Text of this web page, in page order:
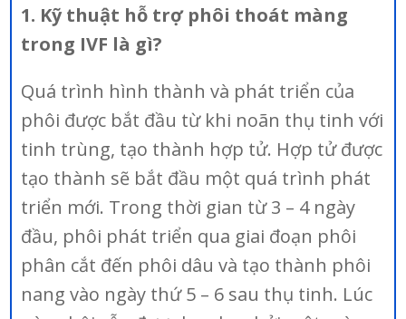
1. Kỹ thuật hỗ trợ phôi thoát màng
trong IVF là gì?
Quá trình hình thành và phát triển của
phôi được bắt đầu từ khi noãn thụ tinh với
tinh trùng, tạo thành hợp tử. Hợp tử được
tạo thành sẽ bắt đầu một quá trình phát
triển mới. Trong thời gian từ 3 – 4 ngày
đầu, phôi phát triển qua giai đoạn phôi
phân cắt đến phôi dâu và tạo thành phôi
nang vào ngày thứ 5 – 6 sau thụ tinh. Lúc